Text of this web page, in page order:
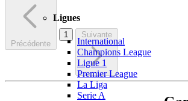
Ligues
International
Champions League
Ligue 1
Premier League
La Liga
Serie A
Précédente
1 Suivante